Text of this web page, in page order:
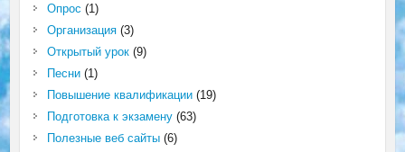
Опрос (1)
Организация(3)
Открытый урок(9)
Песни(1)
Повышение квалификации(19)
Подготовка к экзамену(63)
Полезные веб сайты(6)